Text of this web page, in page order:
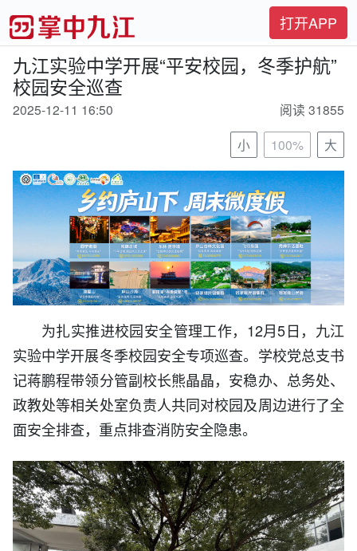
打开APP
九江实验中学开展“平安校园，冬季护航”
校园安全巡查
2025-12-11 16:50
阅读 31855
小
100% 大
为扎实推进校园安全管理工作，12月5日，九江
实验中学开展冬季校园安全专项巡查。学校党总支书
记蒋鹏程带领分管副校长熊晶晶，安稳办、总务处、
政教处等相关处室负责人共同对校园及周边进行了全
面安全排查，重点排查消防安全隐患。